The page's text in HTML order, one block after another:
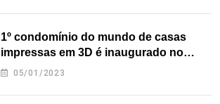
1º condomínio do mundo de casas
impressas em 3D é inaugurado no
Texas
05/01/2023